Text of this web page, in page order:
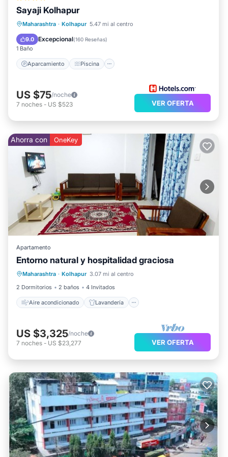
Sayaji Kolhapur
Maharashtra · Kolhapur 5.47 mi al centro
9.0 Excepcional(160 Reseñas)
1 Baño
Aparcamiento Piscina
Aparcamiento Piscina
Aire acondicionado
US $75/noche
7 noches - US $523 VER OFERTA
Ahorra con OneKey
Apartamento
Entorno natural y hospitalidad graciosa
Maharashtra · Kolhapur 3.07 mi al centro
2 Dormitorios
2 baños 4 Invitados
Aire acondicionado Lavandería
Aire acondicionado
Lavandería
Seguridad/Protección
US $3,325/noche
7 noches - US $23,277 VER OFERTA